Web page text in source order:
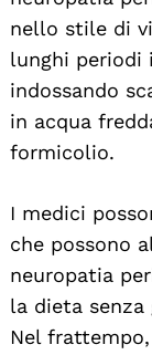
nello stile di
lunghi periodi
indossando
in acqua
formicolio.
I medici
che possono
neuropatia
la dieta
Nel